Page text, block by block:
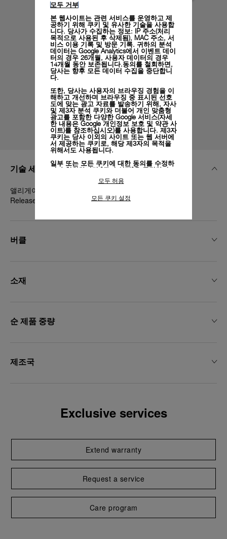
기술 세부 정보
앨리게이터 라일락, 라일락, STD, 22/18, BA, PAM Click
Release System™
버클
소재
순 제품 중량
제조국
Exclusive services
Extend warranty
Request a service
Care program
모두 거부
본 웹사이트는 관련 서비스를 운영하고 제
공하기 위해 쿠키 및 유사한 기술을 사용합
니다. 당사가 수집하는 정보: IP 주소(처리
목적으로 사용된 후 삭제됨), MAC 주소, 서
비스 이용 기록 및 방문 기록. 귀하의 분석
데이터는 Google Analytics에서 이벤트 데이
터의 경우 26개월, 사용자 데이터의 경우
14개월 동안 보존됩니다.동의를 철회하면,
당사는 향후 모든 데이터 수집을 중단합니
다.
또한, 당사는 사용자의 브라우징 경험을 이
해하고 개선하며 브라우징 중 표시된 선호
도에 맞는 광고 자료를 발송하기 위해, 자사
및 제3자 분석 쿠키와 더불어 개인 맞춤형
광고를 포함한 다양한 Google 서비스(자세
한 내용은 Google 개인정보 보호 및 약관 사
이트)를 참조하십시오)를 사용합니다. 제3자
쿠키는 당사 이외의 사이트 또는 웹 서버에
서 제공하는 쿠키로, 해당 제3자의 목적을
위해서도 사용됩니다.
일부 또는 모든 쿠키에 대한 동의를 수정하
거나 철회하려면 "쿠키 설정"을 클릭하거
수집하는 정보" 섹션을 참조하여 자세히 알
모든 쿠키의 사용에 동의하시려면 "모두 허
모두 허용
모든 쿠키 설정